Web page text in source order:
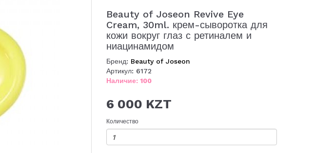
Beauty of Joseon Revive Eye
Cream, 30ml. крем-сыворотка для
кожи вокруг глаз с ретиналем и
ниацинамидом
Бренд: Beauty of Joseon
Артикул: 6172
Наличие: 100
6 000 KZT
Количество